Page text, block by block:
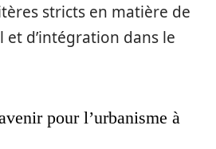
stricts en matière de
d’intégration dans le
pour l’urbanisme à